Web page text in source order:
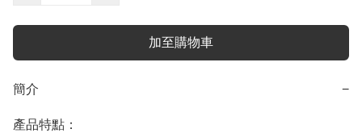
加至購物車
簡介 −
產品特點：